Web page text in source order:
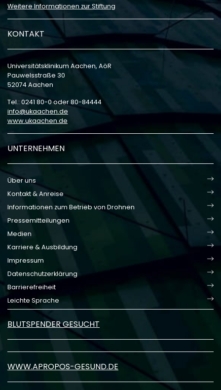
Weitere Informationen zur Stiftung
KONTAKT
Universitätsklinikum Aachen, AöR
Pauwelsstraße 30
52074 Aachen
Tel.: 0241 80-0 oder 80-84444
info
ukaachen de
www.ukaachen.de
UNTERNEHMEN
Über uns
Kontakt & Anreise
Informationen zum Betrieb von Drohnen
Pressemitteilungen
Medien
Karriere & Ausbildung
Impressum
Datenschutzerklärung
Barrierefreiheit
Leichte Sprache
BLUTSPENDER GESUCHT
WWW.APROPOS-GESUND.DE